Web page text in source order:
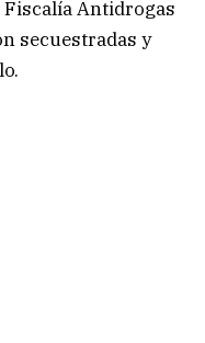
Antidrogas
secuestradas y